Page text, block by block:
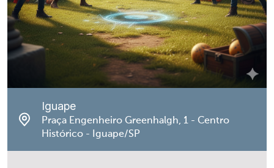
Iguape
Praça Engenheiro Greenhalgh, 1 - Centro
Histórico - Iguape/SP